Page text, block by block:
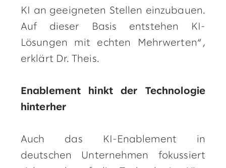
KI an geeigneten Stellen einzubauen.
Auf dieser Basis entstehen KI-
Lösungen mit echten Mehrwerten“,
erklärt Dr. Theis.
Enablement hinkt der Technologie
hinterher
Auch das KI-Enablement in
deutschen Unternehmen fokussiert